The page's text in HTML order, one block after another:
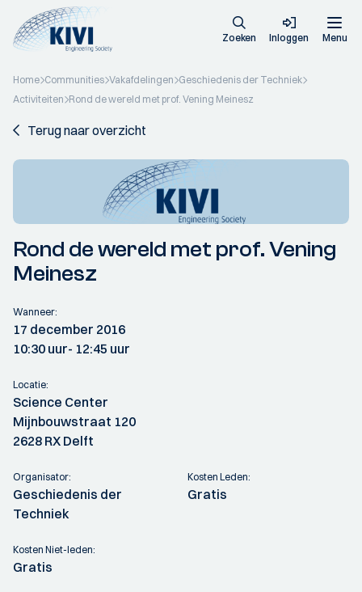
Zoeken Inloggen Menu
Home Communities Vakafdelingen Geschiedenis der Techniek
Activiteiten Rond de wereld met prof. Vening Meinesz
Terug naar overzicht
Rond de wereld met prof. Vening
Meinesz
Wanneer:
17 december 2016
10:30 uur- 12:45 uur
Locatie:
Science Center
Mijnbouwstraat 120
2628 RX Delft
Organisator:
Geschiedenis der
Techniek
Kosten Leden:
Gratis
Kosten Niet-leden:
Gratis